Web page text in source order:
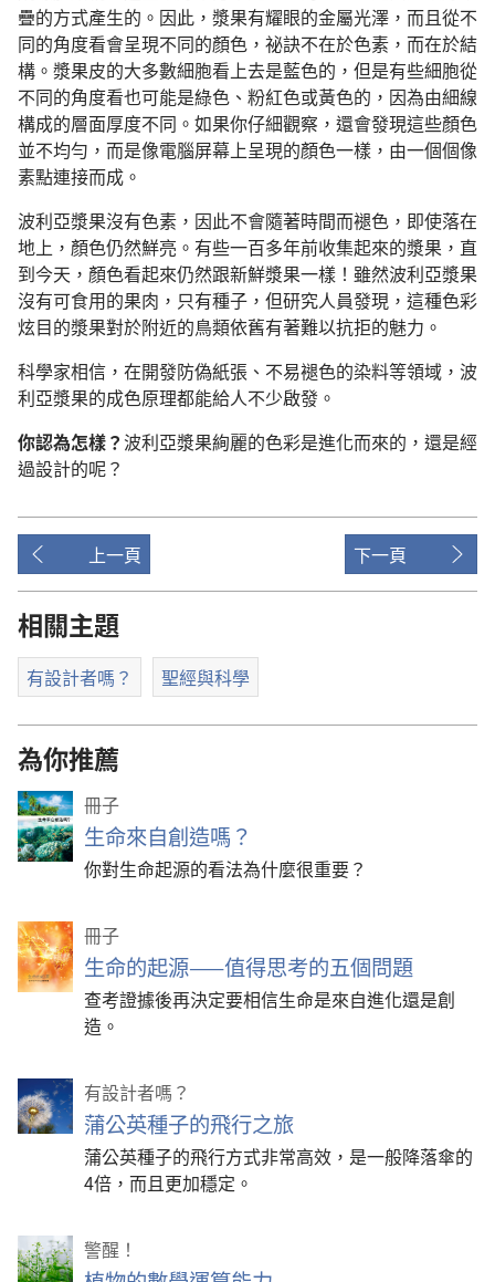
疊的方式產生的。因此，漿果有耀眼的金屬光澤，而且從不
同的角度看會呈現不同的顏色，祕訣不在於色素，而在於結
構。漿果皮的大多數細胞看上去是藍色的，但是有些細胞從
不同的角度看也可能是綠色、粉紅色或黃色的，因為由細線
構成的層面厚度不同。如果你仔細觀察，還會發現這些顏色
並不均勻，而是像電腦屏幕上呈現的顏色一樣，由一個個像
素點連接而成。
波利亞漿果沒有色素，因此不會隨著時間而褪色，即使落在
地上，顏色仍然鮮亮。有些一百多年前收集起來的漿果，直
到今天，顏色看起來仍然跟新鮮漿果一樣！雖然波利亞漿果
沒有可食用的果肉，只有種子，但研究人員發現，這種色彩
炫目的漿果對於附近的鳥類依舊有著難以抗拒的魅力。
科學家相信，在開發防偽紙張、不易褪色的染料等領域，波
利亞漿果的成色原理都能給人不少啟發。
你認為怎樣？波利亞漿果絢麗的色彩是進化而來的，還是經
過設計的呢？
上一頁 下一頁
相關主題
有設計者嗎？ 聖經與科學
為你推薦
冊子
生命來自創造嗎？
你對生命起源的看法為什麼很重要？
冊子
生命的起源——值得思考的五個問題
查考證據後再決定要相信生命是來自進化還是創
造。
有設計者嗎？
蒲公英種子的飛行之旅
蒲公英種子的飛行方式非常高效，是一般降落傘的
4倍，而且更加穩定。
警醒！